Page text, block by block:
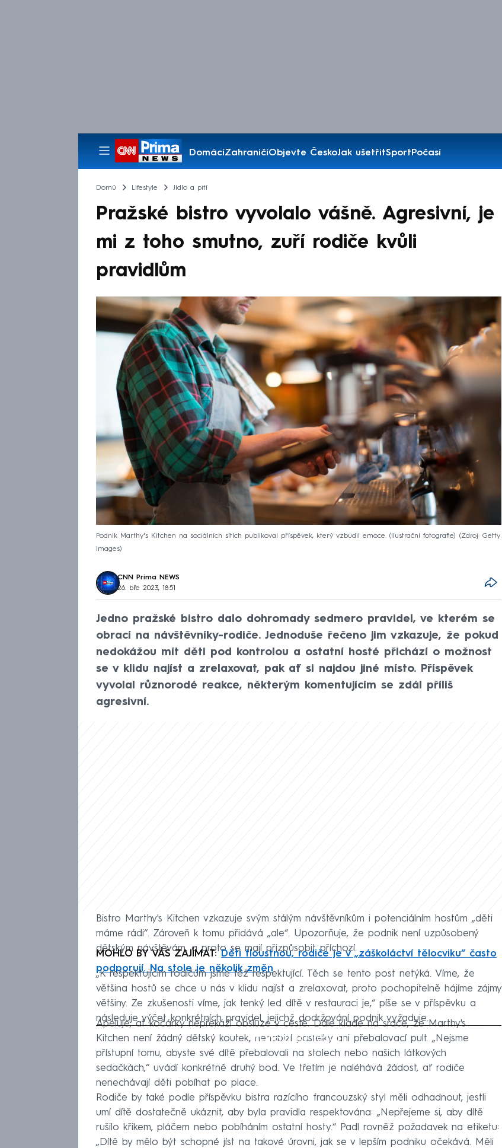
DomácíZahraničíObjevte ČeskoJak ušetřitSportPočasí
Pořady
Domů Lifestyle Jídlo a pití
Pražské bistro vyvolalo vášně. Agresivní, je
mi z toho smutno, zuří rodiče kvůli
pravidlům
Podnik Marthy's Kitchen na sociálních sítích publikoval příspěvek, který vzbudil emoce. (Ilustrační fotografie)
Zdroj: Getty
Images
CNN Prima NEWS
26. bře 2023, 18:51
Jedno pražské bistro dalo dohromady sedmero pravidel, ve kterém se
obrací na návštěvníky-rodiče. Jednoduše řečeno jim vzkazuje, že pokud
nedokážou mít děti pod kontrolou a ostatní hosté přichází o možnost
se v klidu najíst a zrelaxovat, pak ať si najdou jiné místo. Příspěvek
vyvolal různorodé reakce, některým komentujícím se zdál příliš
agresivní.
Bistro Marthy's Kitchen vzkazuje svým stálým návštěvníkům i potenciálním hostům „děti
máme rádi“. Zároveň k tomu přidává „ale“. Upozorňuje, že podnik není uzpůsobený
dětským návštěvám, a proto se mají přizpůsobit příchozí.
MOHLO BY VÁS ZAJÍMAT:Děti tloustnou, rodiče je v „záškoláctví tělocviku“ často
podporují. Na stole je několik změn
„K respektujícím rodičům jsme též respektující. Těch se tento post netýká. Víme, že
většina hostů se chce u nás v klidu najíst a zrelaxovat, proto pochopitelně hájíme zájmy
většiny. Ze zkušenosti víme, jak tenký led dítě v restauraci je,“ píše se v příspěvku a
následuje výčet konkrétních pravidel, jejichž dodržování podnik vyžaduje.
Failed to fetch
Apeluje, ať kočárky nepřekáží obsluze v cestě. Dále klade na srdce, že Marthy's
Kitchen není žádný dětský koutek, nenabízí pastelky ani přebalovací pult. „Nejsme
přístupní tomu, abyste své dítě přebalovali na stolech nebo našich látkových
sedačkách,“ uvádí konkrétně druhý bod. Ve třetím je naléhává žádost, ať rodiče
nenechávají děti pobíhat po place.
Rodiče by také podle příspěvku bistra razícího francouzský styl měli odhadnout, jestli
umí dítě dostatečně ukáznit, aby byla pravidla respektována: „Nepřejeme si, aby dítě
rušilo křikem, pláčem nebo pobíháním ostatní hosty.“ Padl rovněž požadavek na etiketu:
„Dítě by mělo být schopné jíst na takové úrovni, jak se v lepším podniku očekává. Měli